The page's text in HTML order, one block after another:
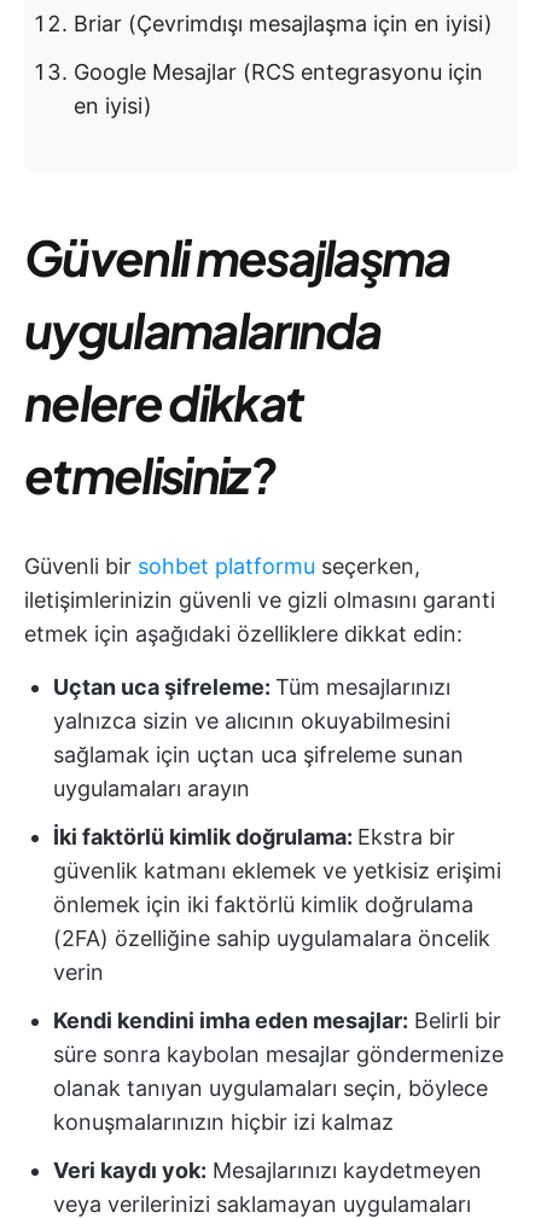
Briar (Çevrimdışı mesajlaşma için en iyisi)
Google Mesajlar (RCS entegrasyonu için
en iyisi)
Güvenli mesajlaşma
uygulamalarında
nelere dikkat
etmelisiniz?
Güvenli bir sohbet platformu seçerken,
iletişimlerinizin güvenli ve gizli olmasını garanti
etmek için aşağıdaki özelliklere dikkat edin:
Uçtan uca şifreleme: Tüm mesajlarınızı
yalnızca sizin ve alıcının okuyabilmesini
sağlamak için uçtan uca şifreleme sunan
uygulamaları arayın
İki faktörlü kimlik doğrulama: Ekstra bir
güvenlik katmanı eklemek ve yetkisiz erişimi
önlemek için iki faktörlü kimlik doğrulama
(2FA) özelliğine sahip uygulamalara öncelik
verin
Kendi kendini imha eden mesajlar: Belirli bir
süre sonra kaybolan mesajlar göndermenize
olanak tanıyan uygulamaları seçin, böylece
konuşmalarınızın hiçbir izi kalmaz
Veri kaydı yok: Mesajlarınızı kaydetmeyen
veya verilerinizi saklamayan uygulamaları